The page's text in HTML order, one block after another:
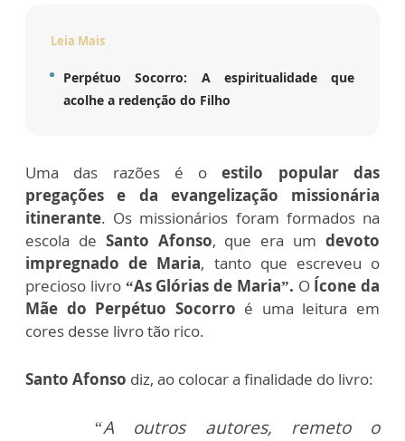
Leia Mais
Perpétuo Socorro: A espiritualidade que
acolhe a redenção do Filho
Uma das razões é o estilo popular das
pregações e da evangelização missionária
itinerante. Os missionários foram formados na
escola de Santo Afonso, que era um devoto
impregnado de Maria, tanto que escreveu o
precioso livro “As Glórias de Maria”. O Ícone da
Mãe do Perpétuo Socorro é uma leitura em
cores desse livro tão rico.
Santo Afonso diz, ao colocar a finalidade do livro:
“A outros autores, remeto o